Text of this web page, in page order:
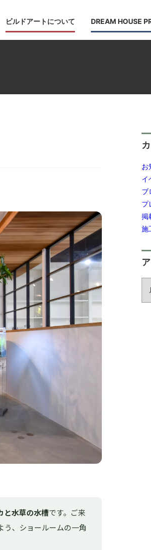
ビルドアートについて DREAM HOUSE
と水草の水槽です。ご来
う、ショールームの一角
お
イ
ブ
プ
掲
施